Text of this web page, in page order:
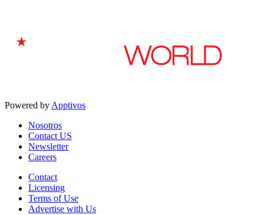
Powered by Apptivos
Nosotros
Contact US
Newsletter
Careers
Contact
Licensing
Terms of Use
Advertise with Us